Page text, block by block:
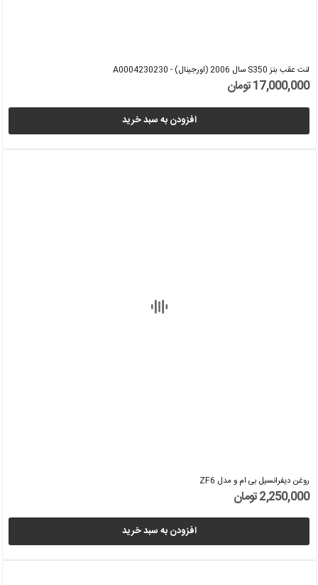
لنت عقب بنز S350 سال 2006 (اورجینال) - A0004230230
17,000,000 تومان
افزودن به سبد خرید
روغن دیفرانسیل بی ام و مدل ZF6
2,250,000 تومان
افزودن به سبد خرید